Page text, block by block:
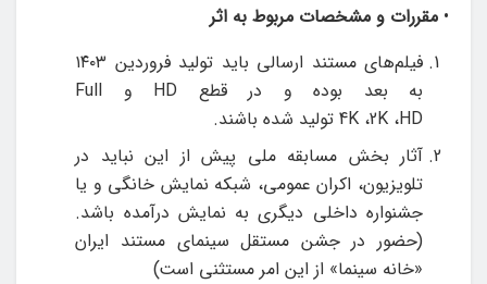
• مقررات و مشخصات مربوط به اثر
فیلم‌های مستند ارسالی باید تولید فروردین ۱۴۰۳
به بعد بوده و در قطع HD و Full
HD، 2K، 4K تولید شده باشند.
آثار بخش مسابقه ملی پیش از این نباید در
تلویزیون، اکران عمومی، شبکه نمایش خانگی و یا
جشنواره داخلی دیگری به نمایش درآمده باشد.
(حضور در جشن مستقل سینمای مستند ایران
«خانه سینما» از این امر مستثنی است)